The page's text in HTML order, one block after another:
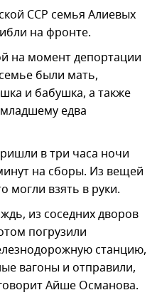
ССР семья Алиевых
на фронте.
на момент депортации
были мать,
и бабушка, а также
едва
в три часа ночи
на сборы. Из вещей
могли взять в руки.
из соседних дворов
погрузили
станцию,
вагоны и отправили,
Айше Османова.